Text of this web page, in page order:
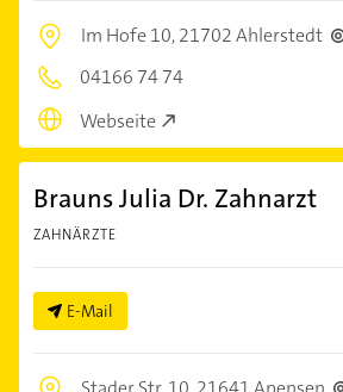
Im Hofe 10,21702 Ahlerstedt
04166 74 74
Webseite
Brauns Julia Dr. Zahnarzt
ZAHNÄRZTE
E-Mail